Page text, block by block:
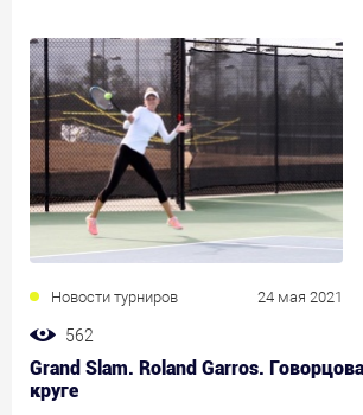
Новости турниров 24 мая 2021
562
Grand Slam. Roland Garros.
круге